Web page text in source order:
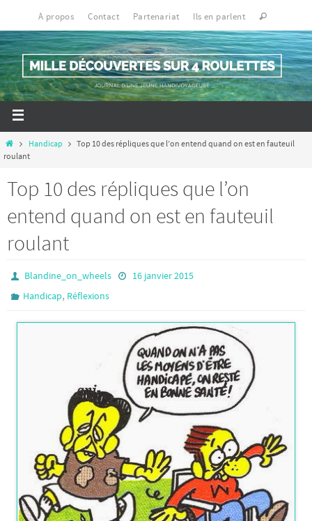
À propos Contact Partenariat Ils en parlent
Handicap
Top 10 des répliques que l’on entend quand on est en fauteuil
roulant
Top 10 des répliques que l’on
entend quand on est en fauteuil
roulant
Blandine_on_wheels
16 janvier 2015
Handicap, Réflexions